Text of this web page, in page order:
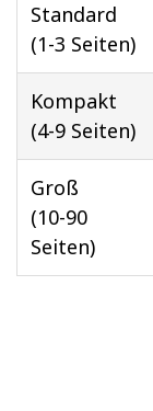
Standard
(1-3 Seiten)
Kompakt
(4-9 Seiten)
Groß
(10-90
Seiten)